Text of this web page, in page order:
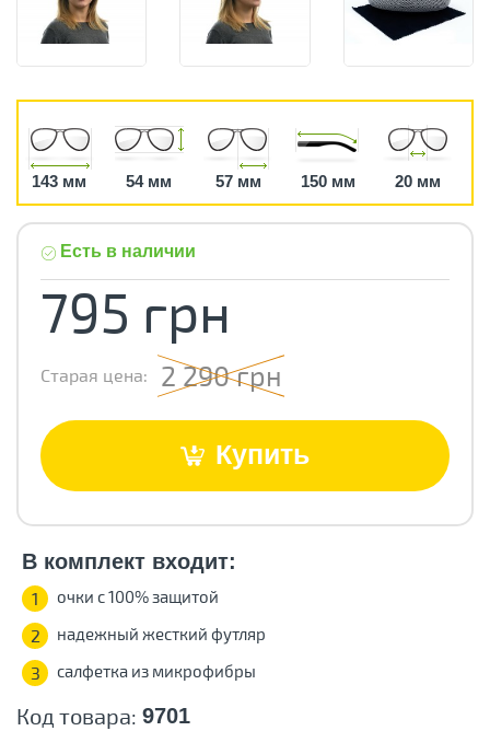
143 мм 54 мм 57 мм 150 мм 20 мм
Код товара: 9701
Есть в наличии
795 грн
Старая цена: 2 290 грн
Купить
В комплект входит:
1 очки с 100% защитой
2 надежный жесткий футляр
3 салфетка из микрофибры